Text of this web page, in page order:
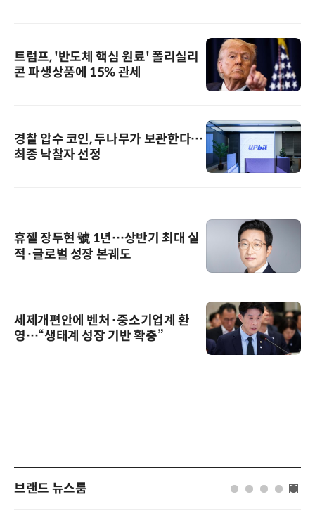
트럼프, '반도체 핵심 원료' 폴리실리
콘 파생상품에 15% 관세
경찰 압수 코인, 두나무가 보관한다…
최종 낙찰자 선정
휴젤 장두현 號 1년…상반기 최대 실
적·글로벌 성장 본궤도
세제개편안에 벤처·중소기업계 환
영…“생태계 성장 기반 확충”
브랜드 뉴스룸